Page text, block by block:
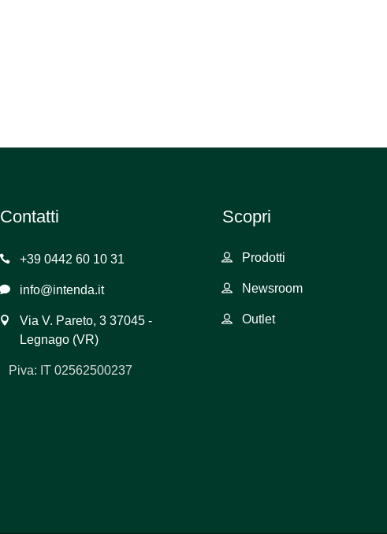
Contatti
+39 0442 60 10 31
info@intenda.it
Via V. Pareto, 3 37045 -
Legnago (VR)
Piva: IT 02562500237
Scopri
Prodotti
Newsroom
Outlet